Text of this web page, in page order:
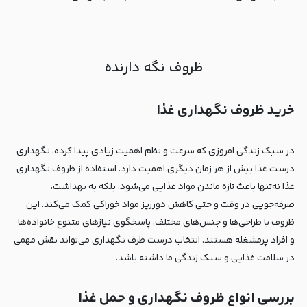
ظروف نگه دارنده
خرید ظروف نگهداری غذا
در سبک زندگی امروزی که سرعت و نظم اهمیت زیادی پیدا کرده، نگهداری
درست غذا بیش از هر زمان دیگری اهمیت دارد. استفاده از ظروف نگهداری
غذا نه‌تنها باعث تازه ماندن مواد غذایی می‌شود، بلکه به بهداشت،
صرفه‌جویی در وقت و حتی کاهش دورریز مواد خوراکی کمک می‌کند. این
ظروف با طراحی‌ها و جنس‌های مختلف، پاسخگوی نیازهای متنوع خانواده‌ها
و افراد پرمشغله هستند. انتخاب درست ظرف نگهداری می‌تواند نقش مهمی
در سلامت غذایی و سبک زندگی ما داشته باشد.
بررسی انواع ظروف نگهداری و حمل غذا